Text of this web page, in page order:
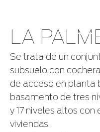
LA
Se trata de un
subsuelo con
de acceso en planta
basamento de tres
y 17 niveles altos con
viviendas.